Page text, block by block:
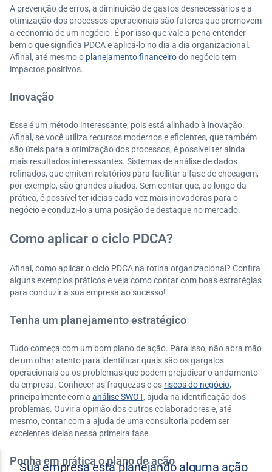
A prevenção de erros, a diminuição de gastos desnecessários e a
otimização dos processos operacionais são fatores que promovem
a economia de um negócio. É por isso que vale a pena entender
bem o que significa PDCA e aplicá-lo no dia a dia organizacional.
Afinal, até mesmo o planejamento financeirodo negócio tem
impactos positivos.
Inovação
Esse é um método interessante, pois está alinhado à inovação.
Afinal, se você utiliza recursos modernos e eficientes, que também
são úteis para a otimização dos processos, é possível ter ainda
mais resultados interessantes. Sistemas de análise de dados
refinados, que emitem relatórios para facilitar a fase de checagem,
por exemplo, são grandes aliados. Sem contar que, ao longo da
prática, é possível ter ideias cada vez mais inovadoras para o
negócio e conduzi-lo a uma posição de destaque no mercado.
Como aplicar o ciclo PDCA?
Afinal, como aplicar o ciclo PDCA na rotina organizacional? Confira
alguns exemplos práticos e veja como contar com boas estratégias
para conduzir a sua empresa ao sucesso!
Tenha um planejamento estratégico
Tudo começa com um bom plano de ação. Para isso, não abra mão
de um olhar atento para identificar quais são os gargalos
operacionais ou os problemas que podem prejudicar o andamento
da empresa. Conhecer as fraquezas e os riscos do negócio,
principalmente com a análise SWOT, ajuda na identificação dos
problemas. Ouvir a opinião dos outros colaboradores e, até
mesmo, contar com a ajuda de uma consultoria podem ser
excelentes ideias nessa primeira fase.
Ponha em prática o plano de ação